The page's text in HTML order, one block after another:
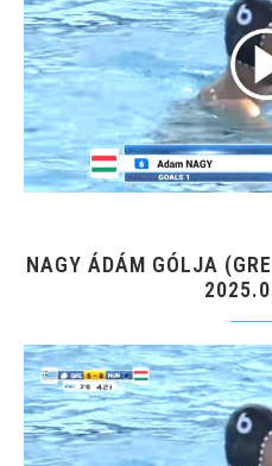
NAGY ÁDÁM GÓLJA